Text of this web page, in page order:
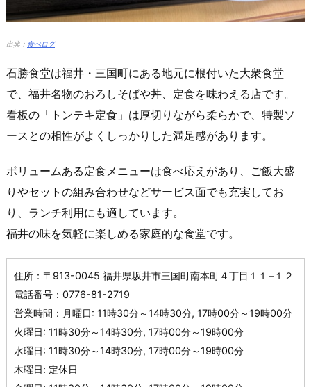
出典： 食べログ
石勝食堂は福井・三国町にある地元に根付いた大衆食堂
で、福井名物のおろしそばや丼、定食を味わえる店です。
看板の「トンテキ定食」は厚切りながら柔らかで、特製ソ
ースとの相性がよくしっかりした満足感があります。
ボリュームある定食メニューは食べ応えがあり、ご飯大盛
りやセットの組み合わせなどサービス面でも充実してお
り、ランチ利用にも適しています。
福井の味を気軽に楽しめる家庭的な食堂です。
住所：〒913-0045 福井県坂井市三国町南本町４丁目１１−１２
電話番号：0776-81-2719
営業時間：月曜日: 11時30分～14時30分, 17時00分～19時00分
火曜日: 11時30分～14時30分, 17時00分～19時00分
水曜日: 11時30分～14時30分, 17時00分～19時00分
木曜日: 定休日